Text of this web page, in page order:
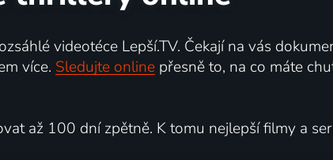
videotéce Lepší.TV. Čekají na vás
více. Sledujte onlinepřesně to, na co máte
až 100 dní zpětně. K tomu nejlepší filmy a